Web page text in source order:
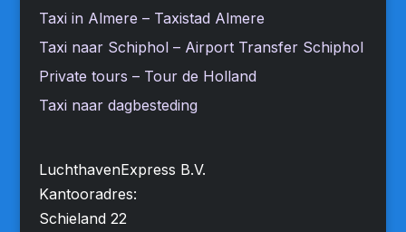
Taxi in Almere – Taxistad Almere
Taxi naar Schiphol – Airport Transfer Schiphol
Private tours – Tour de Holland
Taxi naar dagbesteding
LuchthavenExpress B.V.
Kantooradres:
Schieland 22